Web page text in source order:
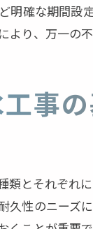
明確な期間
り、万一の
事
とそれぞ
性のニー